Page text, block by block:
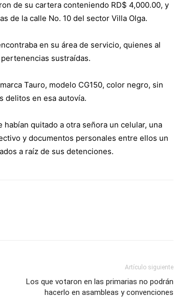
de su cartera conteniendo RD$ 4,000.00, y
de la calle No. 10 del sector Villa Olga.
en su área de servicio, quienes al
sustraídas.
marca Tauro, modelo CG150, color negro, sin
delitos en esa autovía.
quitado a otra señora un celular, una
y documentos personales entre ellos un
a raíz de sus detenciones.
Artículo siguiente
Los que votaron en las primarias no podrán
hacerlo en asambleas y convenciones